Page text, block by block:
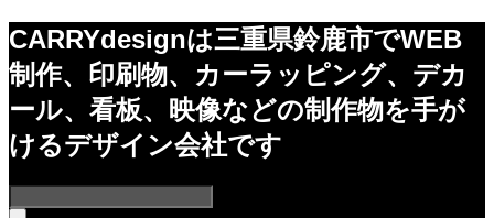
CARRYdesignは三重県鈴鹿市でWEB
制作、印刷物、カーラッピング、デカ
ール、看板、映像などの制作物を手が
けるデザイン会社です